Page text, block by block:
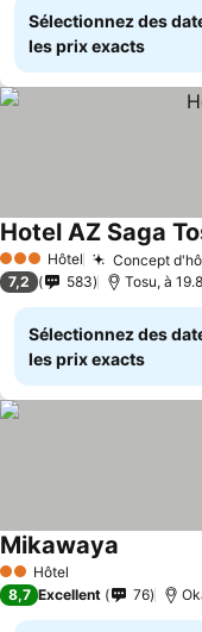
Sélectionnez des
les prix exacts
3 ÉtoilesHôtel Concept
Hotel AZ Saga
7,2 583 Tosu, à
Sélectionnez des
les prix exacts
2 Étoiles
Hôtel
Mikawaya
8,7 Excellent 76